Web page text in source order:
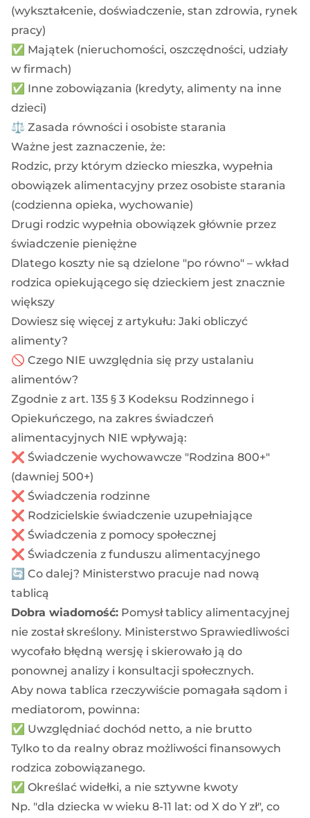
(wykształcenie, doświadczenie, stan zdrowia, rynek
pracy)
✅ Majątek (nieruchomości, oszczędności, udziały
w firmach)
✅ Inne zobowiązania (kredyty, alimenty na inne
dzieci)
⚖️ Zasada równości i osobiste starania
Ważne jest zaznaczenie, że:
Rodzic, przy którym dziecko mieszka, wypełnia
obowiązek alimentacyjny przez osobiste starania
(codzienna opieka, wychowanie)
Drugi rodzic wypełnia obowiązek głównie przez
świadczenie pieniężne
Dlatego koszty nie są dzielone "po równo" – wkład
rodzica opiekującego się dzieckiem jest znacznie
większy
Dowiesz się więcej z artykułu: Jaki obliczyć
alimenty?
🚫 Czego NIE uwzględnia się przy ustalaniu
alimentów?
Zgodnie z art. 135 § 3 Kodeksu Rodzinnego i
Opiekuńczego, na zakres świadczeń
alimentacyjnych NIE wpływają:
❌ Świadczenie wychowawcze "Rodzina 800+"
(dawniej 500+)
❌ Świadczenia rodzinne
❌ Rodzicielskie świadczenie uzupełniające
❌ Świadczenia z pomocy społecznej
❌ Świadczenia z funduszu alimentacyjnego
🔄 Co dalej? Ministerstwo pracuje nad nową
tablicą
Dobra wiadomość: Pomysł tablicy alimentacyjnej
nie został skreślony. Ministerstwo Sprawiedliwości
wycofało błędną wersję i skierowało ją do
ponownej analizy i konsultacji społecznych.
Aby nowa tablica rzeczywiście pomagała sądom i
mediatorom, powinna:
✅ Uwzględniać dochód netto, a nie brutto
Tylko to da realny obraz możliwości finansowych
rodzica zobowiązanego.
✅ Określać widełki, a nie sztywne kwoty
Np. "dla dziecka w wieku 8-11 lat: od X do Y zł", co